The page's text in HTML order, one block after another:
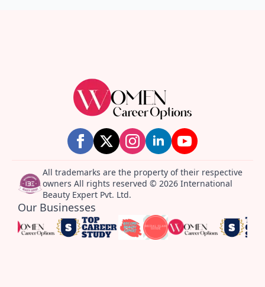
All trademarks are the property of their respective
owners All rights reserved © 2026 International
Beauty Expert Pvt. Ltd.
Our Businesses